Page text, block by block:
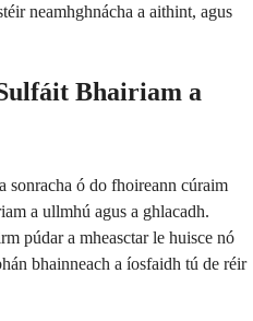
neamhghnácha a aithint, agus
Bhairiam a
sonracha ó do fhoireann cúraim
a ullmhú agus a ghlacadh.
púdar a mheasctar le huisce nó
bhainneach a íosfaidh tú de réir